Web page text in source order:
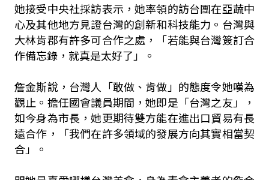
她接受中央社採訪表示，她率領的訪台團在亞蔬中
心及其他地方見證台灣的創新和科技能力。台灣與
大林肯郡有許多可合作之處，「若能與台灣簽訂合
作備忘錄，就真是太好了」。
詹金斯說，台灣人「敢做、肯做」的態度令她嘆為
觀止。擔任國會議員期間，她即是「台灣之友」，
如今身為市長，她更期待雙方能在進出口貿易有長
遠合作，「我們在許多領域的發展方向其實相當契
合」。